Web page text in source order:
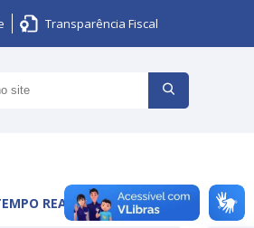
Transparência Fiscal
REAL